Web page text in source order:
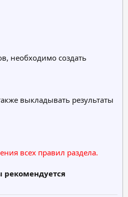
необходимо создать
выкладывать результаты
всех правил раздела.